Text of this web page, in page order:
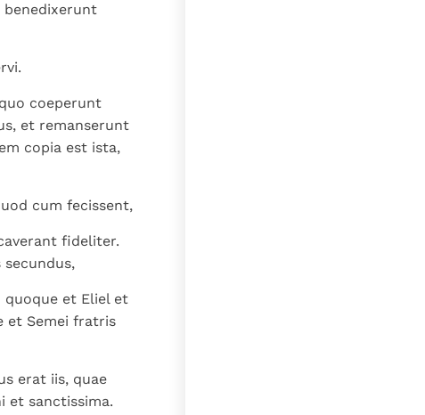
benedixerunt
coeperunt
et remanserunt
copia est ista,
cum fecissent,
fideliter.
quoque et Eliel et
et Semei fratris
erat iis, quae
et sanctissima.